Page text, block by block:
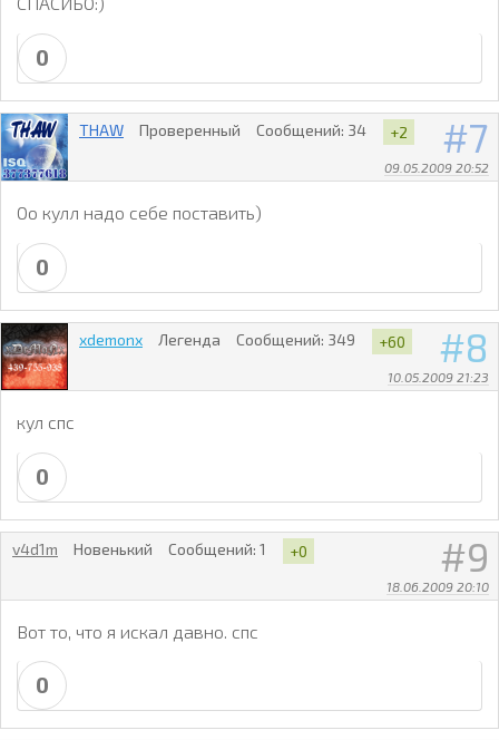
0
7
09.05.2009 20:52
THAW Проверенный Сообщений: 34 +2
Оо кулл надо себе поставить)
0
8
10.05.2009 21:23
xdemonx Легенда Сообщений: 349 +60
кул спс
0
9
18.06.2009 20:10
v4d1m Новенький Сообщений: 1 +0
Вот то, что я искал давно. спс
0